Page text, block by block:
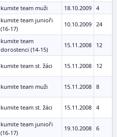
kumite team muži 18.10.2009 4
kumite team junioři
(16-17)
10.10.2009 24
kumite team
dorostenci (14-15)
15.11.2008 12
kumite team st. žáci 15.11.2008 12
kumite team muži 15.11.2008 8
kumite team st. žáci 15.11.2008 4
kumite team junioři
(16-17)
19.10.2008 6